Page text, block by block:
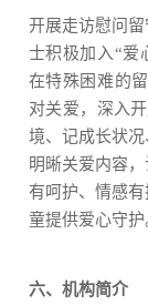
开展走访慰问留
士积极加入“爱
在特殊困难的
对关爱， 深入
境、记成长状况
明晰关爱内容
有呵护、情感
童提供爱心守护
六、机构简介